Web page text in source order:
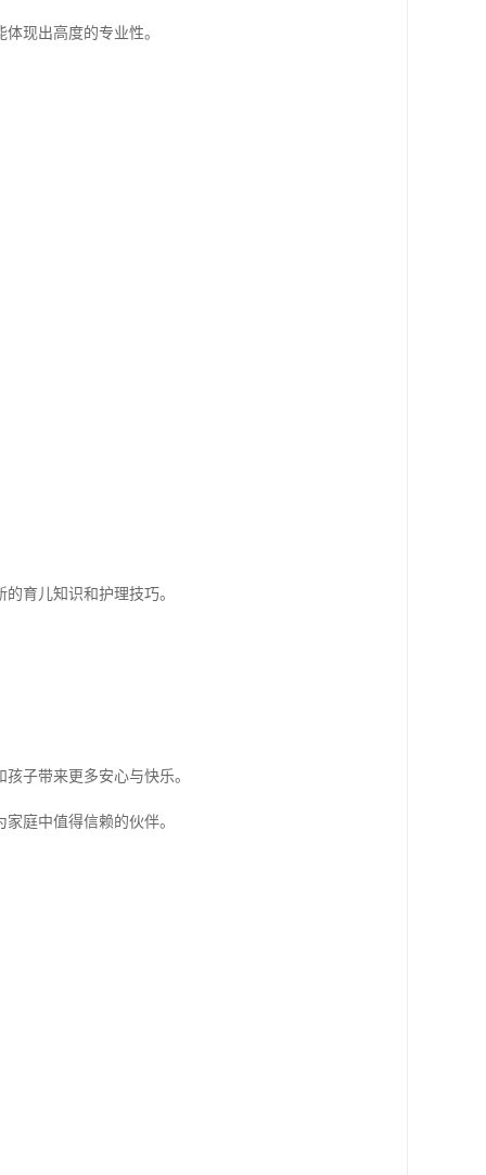
现出高度的专业性。
育儿知识和护理技巧。
子带来更多安心与快乐。
庭中值得信赖的伙伴。